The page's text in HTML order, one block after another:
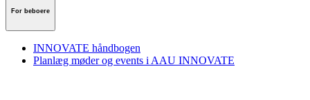
For beboere
INNOVATE håndbogen
Planlæg møder og events i AAU INNOVATE